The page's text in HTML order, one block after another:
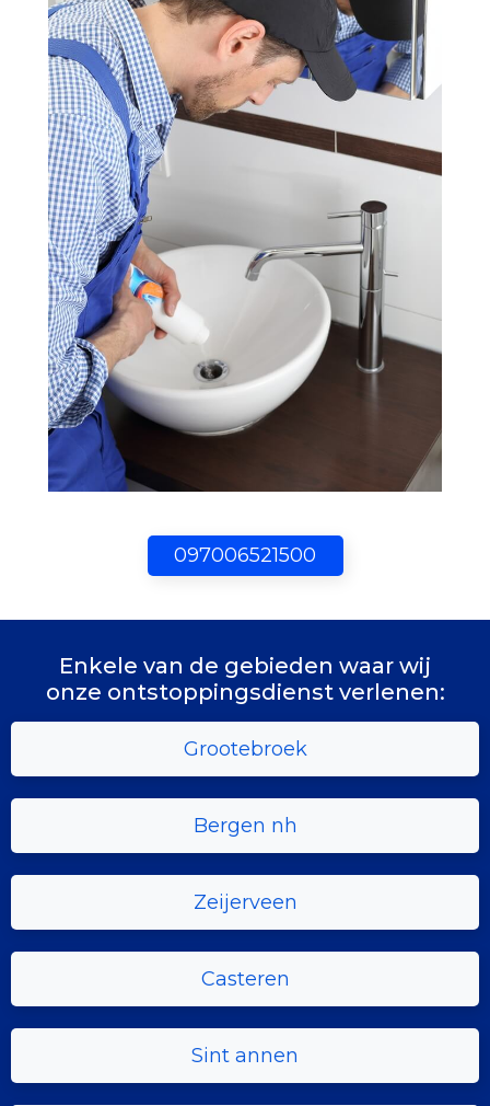
097006521500
Enkele van de gebieden waar wij
onze ontstoppingsdienst verlenen:
Grootebroek
Bergen nh
Zeijerveen
Casteren
Sint annen